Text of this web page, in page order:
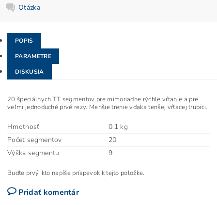
Otázka
POPIS
PARAMETRE
DISKUSIA
20 špeciálnych TT segmentov pre mimoriadne rýchle vŕtanie a pre
veľmi jednoduché prvé rezy. Menšie trenie vďaka tenšej vŕtacej trubici.
Hmotnosť
0.1 kg
Počet segmentov
20
Výška segmentu
9
Buďte prvý, kto napíše príspevok k tejto položke.
Pridať komentár